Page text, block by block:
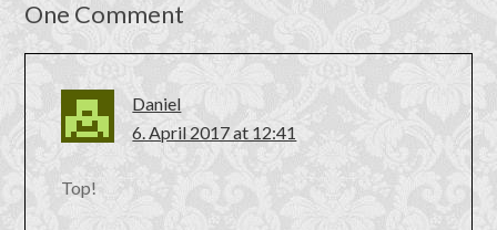
One Comment
Daniel
6. April 2017 at 12:41
Top!